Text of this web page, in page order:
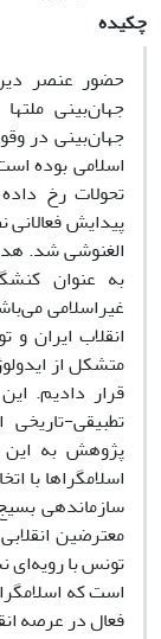
چکیده
حضور عنصر دین
جهان‌بینی
جهان‌بینی در
اسلامی بوده
پیدایش
الغنوشی شد.
به عنوان
غیر‌اسلامی
انقلاب ایران
متشکل از
قرار دادیم.
تطبیقی-
پژوهش به این
اسلامگراها با
سازماندهی
معترضین
تونس با رویه‌ای
است که
فعال در عرصه